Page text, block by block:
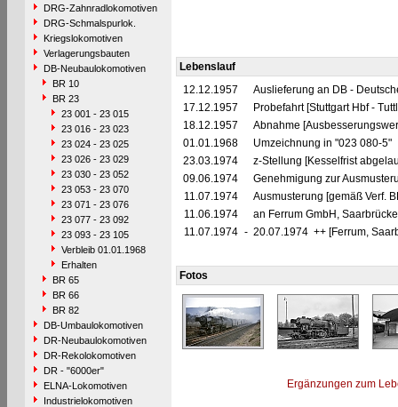
DRG-Zahnradlokomotiven
DRG-Schmalspurlok.
Kriegslokomotiven
Verlagerungsbauten
DB-Neubaulokomotiven
BR 10
BR 23
23 001 - 23 015
23 016 - 23 023
23 024 - 23 025
23 026 - 23 029
23 030 - 23 052
23 053 - 23 070
23 071 - 23 076
23 077 - 23 092
23 093 - 23 105
Verbleib 01.01.1968
Erhalten
BR 65
BR 66
BR 82
DB-Umbaulokomotiven
DR-Neubaulokomotiven
DR-Rekolokomotiven
DR - "6000er"
ELNA-Lokomotiven
Industrielokomotiven
Lebenslauf
12.12.1957
Auslieferung an DB -
17.12.1957
Probefahrt [Stuttgart Hbf -
18.12.1957
Abnahme
01.01.1968
Umzeichnung in "023 080-5"
23.03.1974
z-Stellung [Kesselfrist
09.06.1974
Genehmigung zur
11.07.1974
Ausmusterung [gemäß Verf.
11.06.1974
an Ferrum GmbH,
11.07.1974 - 20.07.1974 ++ [Ferrum,
Fotos
Ergänzungen zum